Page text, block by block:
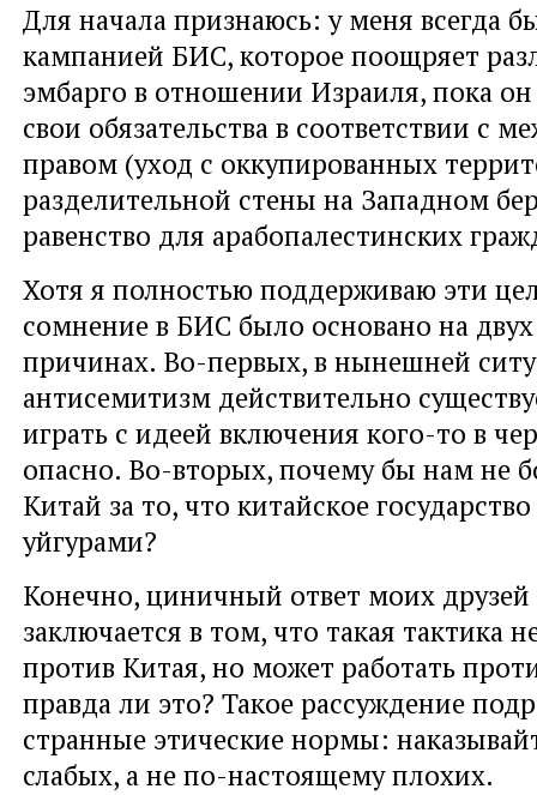
Для начала признаюсь: у меня всегда
кампанией БИС, которое поощряет
эмбарго в отношении Израиля, пока
свои обязательства в соответствии с
правом (уход с оккупированных
разделительной стены на Западном
равенство для арабопалестинских
Хотя я полностью поддерживаю эти
сомнение в БИС было основано на
причинах. Во-первых, в нынешней
антисемитизм действительно
играть с идеей включения кого-то в
опасно. Во-вторых, почему бы нам не
Китай за то, что китайское
уйгурами?
Конечно, циничный ответ моих
заключается в том, что такая тактика
против Китая, но может работать
правда ли это? Такое рассуждение
странные этические нормы:
слабых, а не по-настоящему плохих.